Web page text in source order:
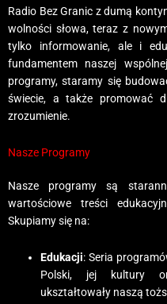
Radio Bez Granic z dumą
wolności słowa, teraz z
tylko informowanie, ale i
fundamentem naszej
programy, staramy się
świecie, a także promować
zrozumienie.
Nasze Programy
Nasze programy są
wartościowe treści
Skupiamy się na:
Edukacji: Seria
Polski, jej kultury
ukształtowały naszą